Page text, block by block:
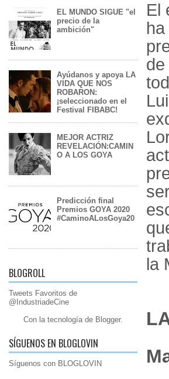
EL MUNDO SIGUE "el
precio de la
ambición"
Ayúdanos y apoya LA
VIDA QUE NOS
ROBARON:
¡seleccionado en el
Festival FIBABC!
MEJOR ACTRIZ
REVELACIÓN:CAMIN
O A LOS GOYA
Predicción final
Premios GOYA 2020
#CaminoALosGoya20
BLOGROLL
Tweets Favoritos de
@IndustriadeCine
Con la tecnología de Blogger.
SÍGUENOS EN BLOGLOVIN
Síguenos con BLOGLOVIN
El
la